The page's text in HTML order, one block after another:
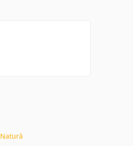
Natură